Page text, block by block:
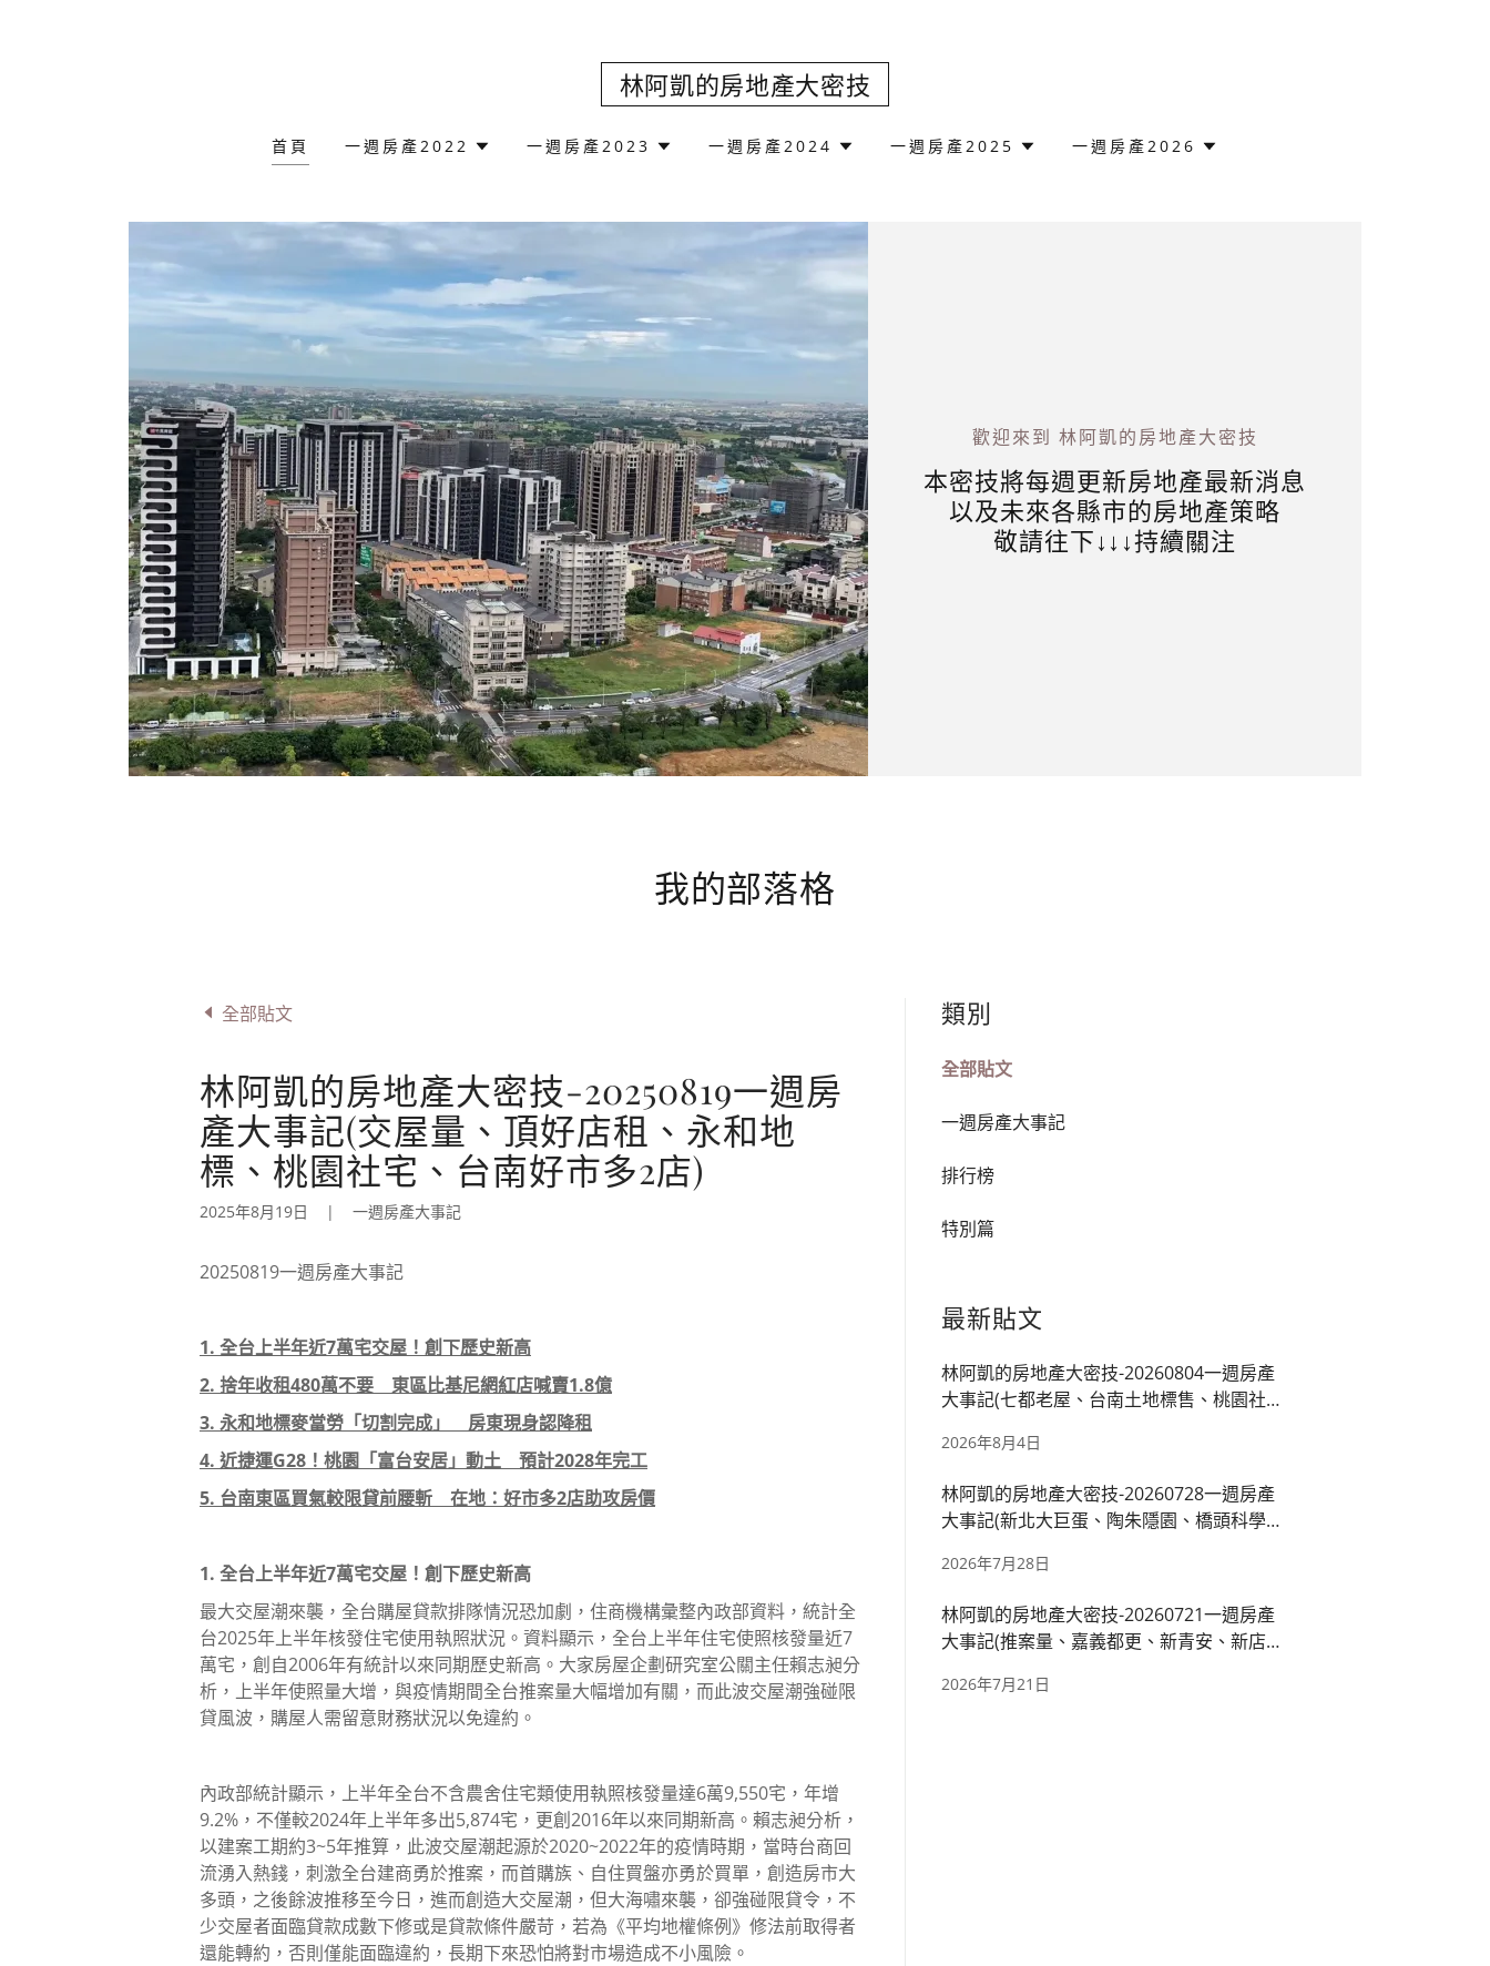
林阿凱的房地產大密技
首頁 一週房產2022 一週房產2023 一週房產2024 一週房產2025 一週房產2026
歡迎來到 林阿凱的房地產大密技
本密技將每週更新房地產最新消息
以及未來各縣市的房地產策略
敬請往下↓↓↓持續關注
我的部落格
全部貼文
林阿凱的房地產大密技-20250819一週房
產大事記(交屋量、頂好店租、永和地
標、桃園社宅、台南好市多2店)
2025年8月19日 | 一週房產大事記
20250819一週房產大事記
1. 全台上半年近7萬宅交屋！創下歷史新高
2. 捨年收租480萬不要 東區比基尼網紅店喊賣1.8億
3. 永和地標麥當勞「切割完成」 房東現身認降租
4. 近捷運G28！桃園「富台安居」動土 預計2028年完工
5. 台南東區買氣較限貸前腰斬 在地：好市多2店助攻房價
1. 全台上半年近7萬宅交屋！創下歷史新高
最大交屋潮來襲，全台購屋貸款排隊情況恐加劇，住商機構彙整內政部資料，統計全
台2025年上半年核發住宅使用執照狀況。資料顯示，全台上半年住宅使照核發量近7
萬宅，創自2006年有統計以來同期歷史新高。大家房屋企劃研究室公關主任賴志昶分
析，上半年使照量大增，與疫情期間全台推案量大幅增加有關，而此波交屋潮強碰限
貸風波，購屋人需留意財務狀況以免違約。
內政部統計顯示，上半年全台不含農舍住宅類使用執照核發量達6萬9,550宅，年增
9.2%，不僅較2024年上半年多出5,874宅，更創2016年以來同期新高。賴志昶分析，
以建案工期約3~5年推算，此波交屋潮起源於2020~2022年的疫情時期，當時台商回
流湧入熱錢，刺激全台建商勇於推案，而首購族、自住買盤亦勇於買單，創造房市大
多頭，之後餘波推移至今日，進而創造大交屋潮，但大海嘯來襲，卻強碰限貸令，不
少交屋者面臨貸款成數下修或是貸款條件嚴苛，若為《平均地權條例》修法前取得者
還能轉約，否則僅能面臨違約，長期下來恐怕將對市場造成不小風險。
類別
全部貼文
一週房產大事記
排行榜
特別篇
最新貼文
林阿凱的房地產大密技-20260804一週房產
大事記(七都老屋、台南土地標售、桃園社
2026年8月4日
林阿凱的房地產大密技-20260728一週房產
大事記(新北大巨蛋、陶朱隱園、橋頭科學園
2026年7月28日
林阿凱的房地產大密技-20260721一週房產
大事記(推案量、嘉義都更、新青安、新店十
2026年7月21日